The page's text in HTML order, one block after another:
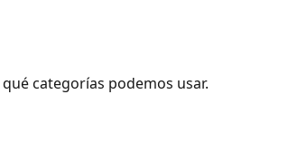
categorías podemos usar.